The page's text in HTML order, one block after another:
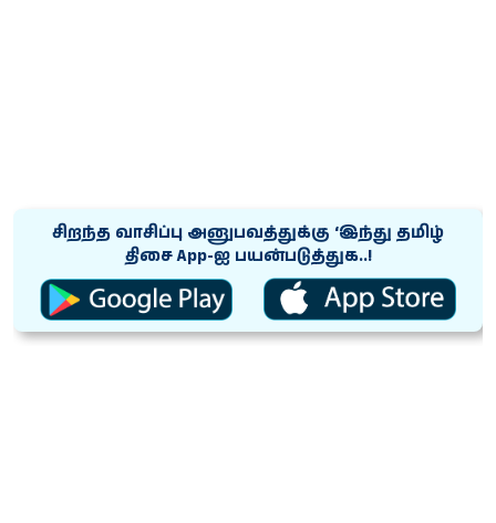
சிறந்த வாசிப்பு அனுபவத்துக்கு ‘இந்து தமிழ்
திசை App-ஐ பயன்படுத்துக..!